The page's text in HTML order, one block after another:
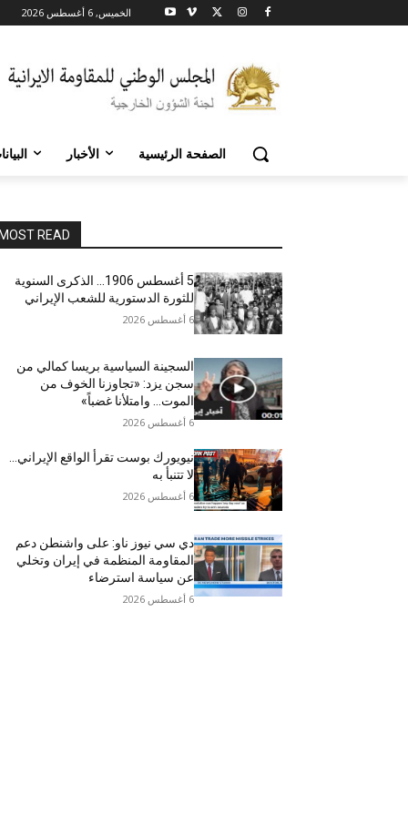
الخميس, 6 أغسطس 2026
الصفحة الرئيسية الأخبار
MOST READ
5 أغسطس 1906… الذكرى السنوية
للثورة الدستورية للشعب الإيراني
6 أغسطس 2026
السجينة السياسية بريسا كمالي من
سجن يزد: «تجاوزنا الخوف من
الموت… وامتلأنا غضباً»
6 أغسطس 2026
نيويورك بوست تقرأ الواقع الإيراني…
لا تتنبأ به
6 أغسطس 2026
دي سي نيوز ناو: على واشنطن دعم
المقاومة المنظمة في إيران وتخلي
عن سياسة استرضاء
6 أغسطس 2026